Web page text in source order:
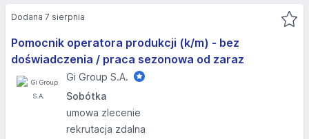
Pomocnik operatora produkcji (k/m) - bez
doświadczenia / praca sezonowa od zaraz
Gi Group S.A.
Sobótka
umowa zlecenie
rekrutacja zdalna
Dodana 7 sierpnia